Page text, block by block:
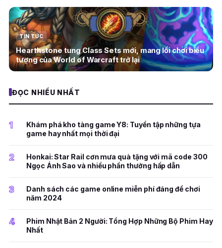
TIN TỨC
Hearthstone tung Class Sets mới, mang lối chơi biểu
tượng của World of Warcraft trở lại
ĐỌC NHIỀU NHẤT
1
Khám phá kho tàng game Y8: Tuyển tập những tựa
game hay nhất mọi thời đại
2
Honkai: Star Rail cơn mưa quà tặng với mã code 300
Ngọc Ánh Sao và nhiều phần thưởng hấp dẫn
3
Danh sách các game online miễn phí đáng để chơi
năm 2024
4
Phim Nhật Bản 2 Người: Tổng Hợp Những Bộ Phim Hay
Nhất